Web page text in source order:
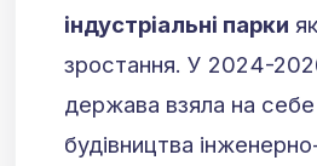
індустріальні парки
зростання. У 2024-
держава взяла на себе
будівництва